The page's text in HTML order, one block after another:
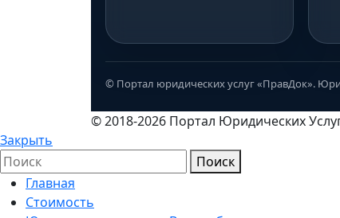
© Портал юридических услуг «ПравДок».
© 2018-2026 Портал Юридических
Закрыть
Поиск
Главная
Стоимость